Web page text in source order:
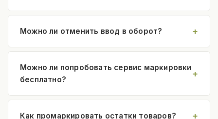
Можно ли отменить ввод в оборот?
Можно ли попробовать сервис маркировки
бесплатно?
Как промаркировать остатки товаров?